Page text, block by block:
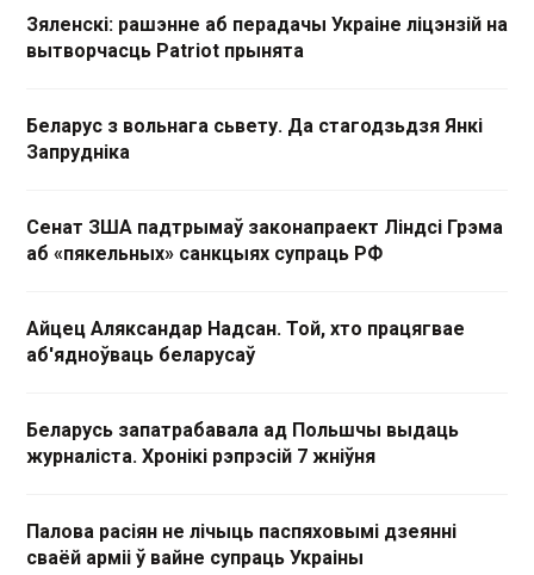
Зяленскі: рашэнне аб перадачы Украіне ліцэнзій на
вытворчасць Patriot прынята
Беларус з вольнага сьвету. Да стагодзьдзя Янкі
Запрудніка
Сенат ЗША падтрымаў законапраект Ліндсі Грэма
аб «пякельных» санкцыях супраць РФ
Айцец Аляксандар Надсан. Той, хто працягвае
аб'ядноўваць беларусаў
Беларусь запатрабавала ад Польшчы выдаць
журналіста. Хронікі рэпрэсій 7 жніўня
Палова расіян не лічыць паспяховымі дзеянні
сваёй арміі ў вайне супраць Украіны